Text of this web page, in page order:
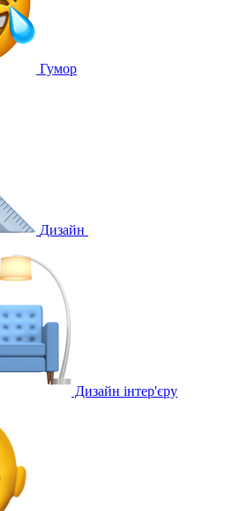
Гумор
Дизайн
Дизайн інтер'єру